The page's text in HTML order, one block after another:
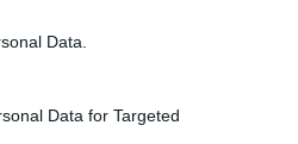
Data.
Data for Targeted
demoniaco
avrebbe sviluppato